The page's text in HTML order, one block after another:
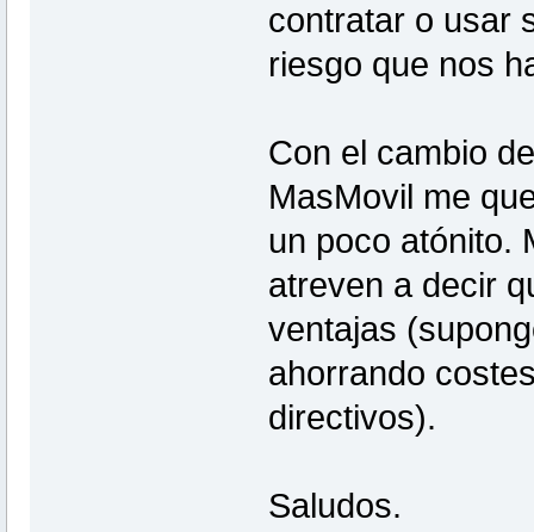
contratar o usar
riesgo que nos
Con el cambio
MasMovil me
un poco atónito.
atreven a decir
ventajas
ahorrando
directivos).
Saludos.